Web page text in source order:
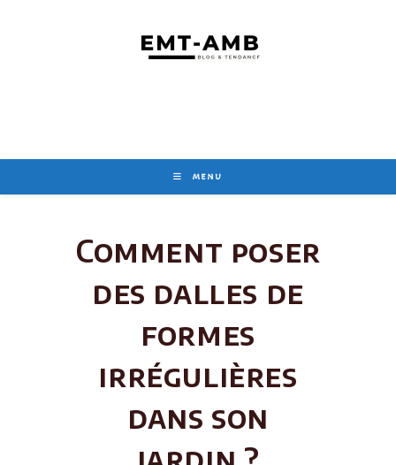
MENU
Comment poser
des dalles de
formes
irrégulières
dans son